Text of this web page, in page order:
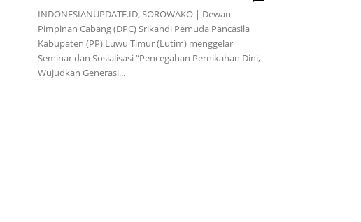
INDONESIANUPDATE.ID, SOROWAKO | Dewan
Pimpinan Cabang (DPC) Srikandi Pemuda Pancasila
Kabupaten (PP) Luwu Timur (Lutim) menggelar
Seminar dan Sosialisasi “Pencegahan Pernikahan Dini,
Wujudkan Generasi...